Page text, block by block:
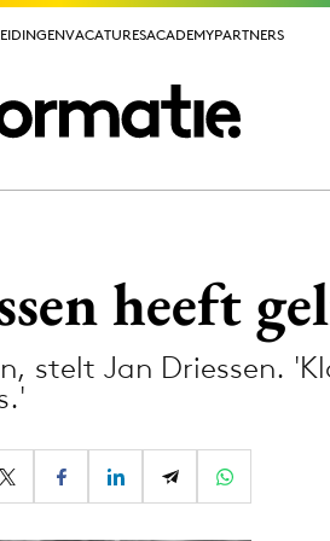
VACATURESACADEMYPARTNERS
VACATURESACADEMYPARTNERS
Merkstrategie
PR
heeft
stelt Jan Driessen.